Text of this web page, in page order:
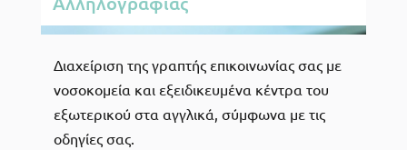
Διαχείριση της γραπτής επικοινωνίας σας με
νοσοκομεία και εξειδικευμένα κέντρα του
εξωτερικού στα αγγλικά, σύμφωνα με τις
οδηγίες σας.